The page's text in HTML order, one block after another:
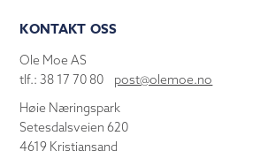
KONTAKT OSS
Ole Moe AS
tlf.: 38 17 70 80 post@olemoe.no
Høie Næringspark
Setesdalsveien 620
4619 Kristiansand